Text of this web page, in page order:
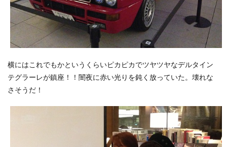
横にはこれでもかというくらいピカピカでツヤツヤなデルタイン
テグラーレが鎮座！！闇夜に赤い光りを鈍く放っていた。壊れな
さそうだ！